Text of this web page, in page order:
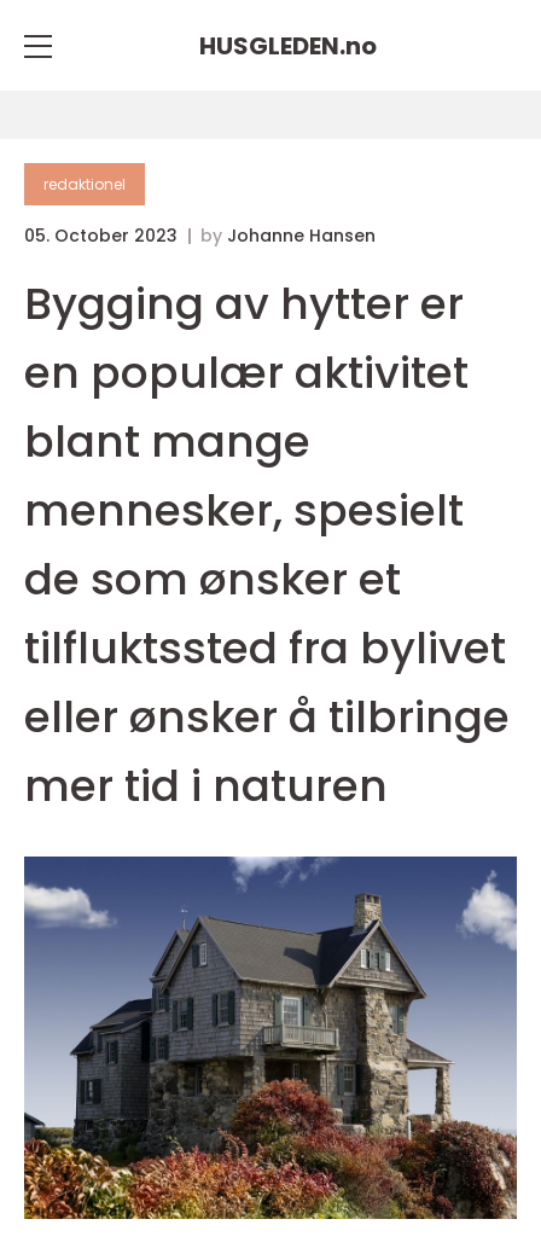
HUSGLEDEN.no
redaktionel
05. October 2023 by Johanne Hansen
Bygging av hytter er
en populær aktivitet
blant mange
mennesker, spesielt
de som ønsker et
tilfluktssted fra bylivet
eller ønsker å tilbringe
mer tid i naturen